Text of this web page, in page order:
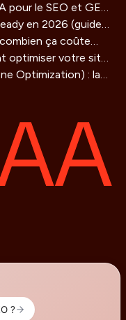
pour le SEO et GEO
en 2026 (guide
ça coûte
optimiser votre site
IA
Optimization) : la